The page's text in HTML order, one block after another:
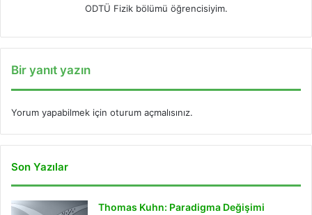
ODTÜ Fizik bölümü öğrencisiyim.
Bir yanıt yazın
Yorum yapabilmek için oturum açmalısınız.
Son Yazılar
Thomas Kuhn: Paradigma Değişimi